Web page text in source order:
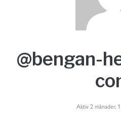
@bengan-
Aktiv 2 månader,